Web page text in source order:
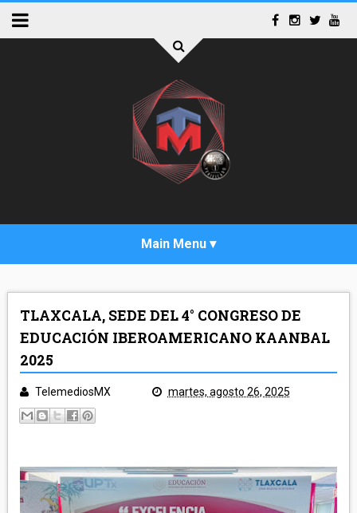
POLICÍA Y NOTA ROJA
SALUD
EDUCACIÓN
CAMPO
ARTE Y CULTURA
TLAXCALA
LEGISLATIVO
JUDICIAL
MUNICIPIOS
TLAXCALA, SEDE DEL 4° CONGRESO DE
EDUCACIÓN IBEROAMERICANO KAANBAL
2025
TelemediosMX martes, agosto 26, 2025